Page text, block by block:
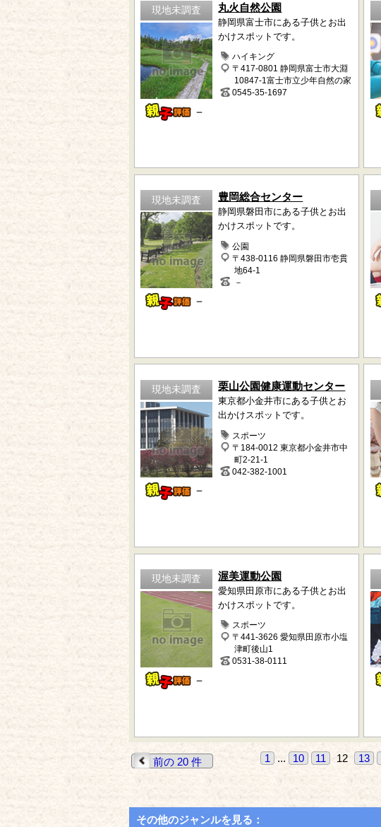
現地未調査
－
丸火自然公園
静岡県富士市にある子供とお出
かけスポットです。
ハイキング
〒417-0801 静岡県富士市大淵
10847-1富士市立少年自然の家
0545-35-1697
現地未調査
－
豊岡総合センター
静岡県磐田市にある子供とお出
かけスポットです。
公園
〒438-0116 静岡県磐田市壱貫
地64-1
－
現地未調査
－
栗山公園健康運動センター
東京都小金井市にある子供とお
出かけスポットです。
スポーツ
〒184-0012 東京都小金井市中
町2-21-1
042-382-1001
現地未調査
－
渥美運動公園
愛知県田原市にある子供とお出
かけスポットです。
スポーツ
〒441-3626 愛知県田原市小塩
津町後山1
0531-38-0111
前の 20 件 1 ... 10 11 12 13
その他のジャンルを見る：